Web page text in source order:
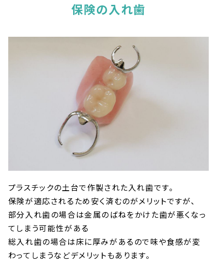
保険の入れ歯
プラスチックの土台で作製された入れ歯です。
保険が適応されるため安く済むのがメリットですが、
部分入れ歯の場合は金属のばねをかけた歯が悪くなっ
てしまう可能性がある
総入れ歯の場合は床に厚みがあるので味や食感が変
わってしまうなどデメリットもあります。